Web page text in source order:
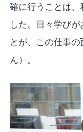
確に行うことは
した。日々学び
とが、この仕事
ん）。